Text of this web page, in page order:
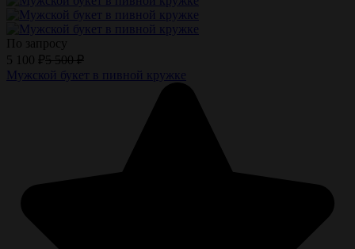
По запросу
5 100 ₽5 500 ₽
Мужской букет в пивной кружке